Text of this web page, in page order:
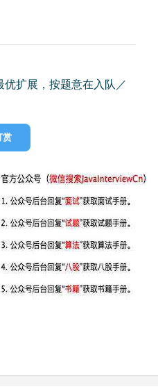
扩展，按题意在入队／
赏